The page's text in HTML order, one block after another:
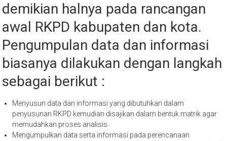
demikian halnya pada rancangan
awal RKPD kabupaten dan kota.
Pengumpulan data dan informasi
biasanya dilakukan dengan langkah
sebagai berikut :
Menyusun data dan informasi yang dibutuhkan dalam
penyusunan RKPD kemudian disajikan dalam bentuk matrik agar
memudahkan proses analisis.
Mengumpulkan data serta informasi pada perencanaan